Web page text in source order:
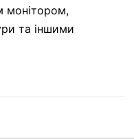
монітором,
та іншими